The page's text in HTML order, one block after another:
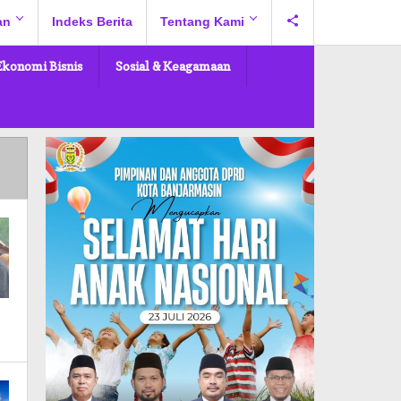
Indeks Berita Tentang Kami
Bisnis Sosial & Keagamaan